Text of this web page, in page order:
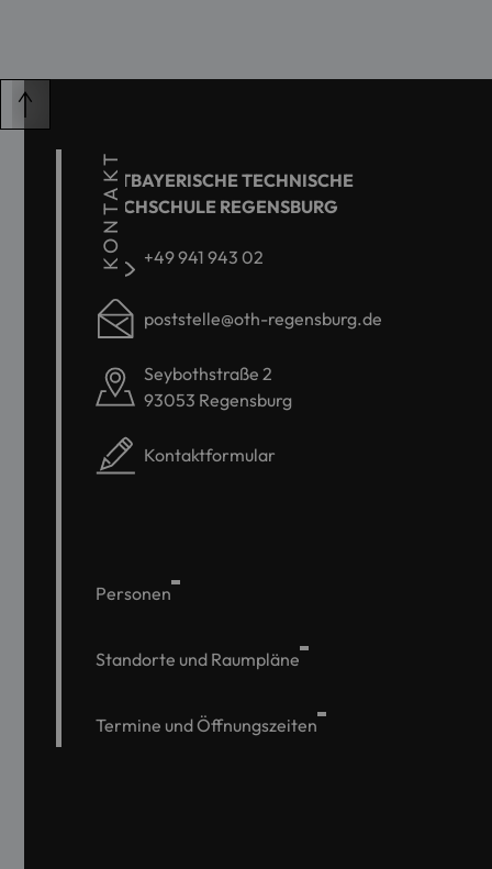
KONTAKT
OSTBAYERISCHE TECHNISCHE
HOCHSCHULE REGENSBURG
+49 941 943 02
poststelle@oth-regensburg.de
Seybothstraße 2
93053 Regensburg
Kontaktformular
Personen
Standorte und Raumpläne
Termine und Öffnungszeiten